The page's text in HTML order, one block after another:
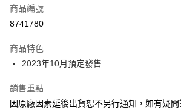
Google Pay
大哥付你分期
相關說明
【大哥付你分期使用說明】
1.本服務由台灣大哥大提供，台灣大哥大用戶可立即
2.付款方式選擇「大哥付你分期」，訂單成立後會
ATM付款
商品編號
8741780
商品特色
2023年10月預定發售
銷售重點
因原廠因素延後出貨恕不另行通知，如有疑